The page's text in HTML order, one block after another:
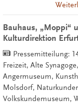
Bauhaus, „Moppi“
Kulturdirektion
Pressemitteilung:
Freizeit, Alte
Angermuseum,
Molsdorf,
Volkskundemuseum,